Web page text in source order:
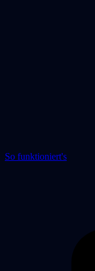
So funktioniert's